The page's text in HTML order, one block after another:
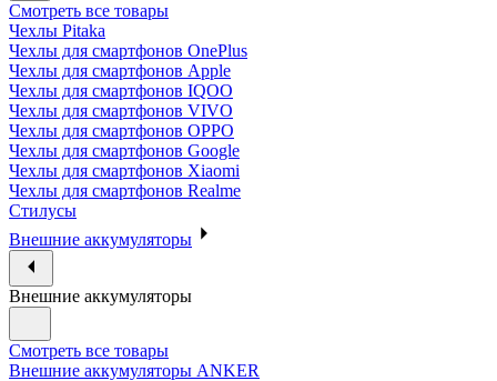
Смотреть все товары
Чехлы Pitaka
Чехлы для смартфонов OnePlus
Чехлы для смартфонов Apple
Чехлы для смартфонов IQOO
Чехлы для смартфонов VIVO
Чехлы для смартфонов OPPO
Чехлы для смартфонов Google
Чехлы для смартфонов Xiaomi
Чехлы для смартфонов Realme
Стилусы
Внешние аккумуляторы
Внешние аккумуляторы
Смотреть все товары
Внешние аккумуляторы ANKER